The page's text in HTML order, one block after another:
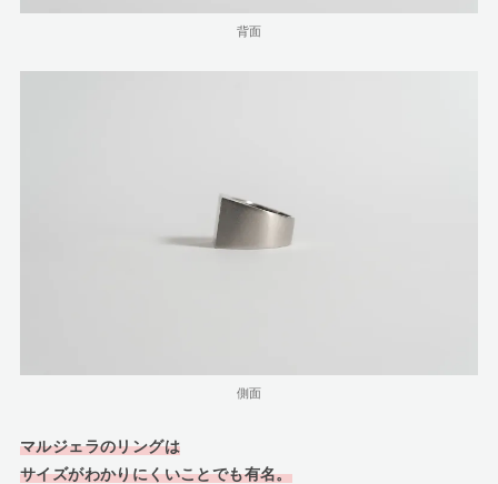
背面
側面
マルジェラのリングは
サイズがわかりにくいことでも有名。